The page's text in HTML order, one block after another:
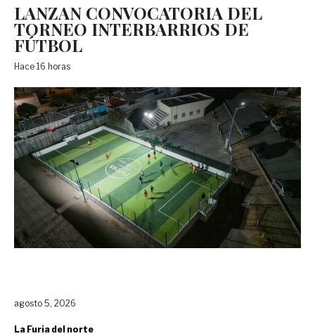
LANZAN CONVOCATORIA DEL
TORNEO INTERBARRIOS DE
FÚTBOL
Hace 16 horas
agosto 5, 2026
La Furia del norte